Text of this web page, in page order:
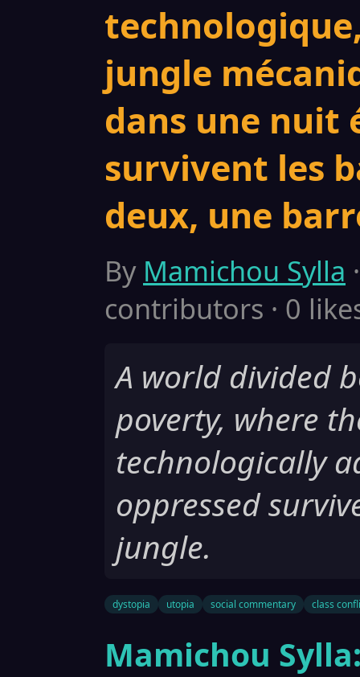
jungle
dans une nuit
survivent les
deux, une
By Mamichou Sylla
contributors · 0
A world divided
poverty, where
technologically
oppressed
jungle.
dystopia utopia social commentary class
Mamichou